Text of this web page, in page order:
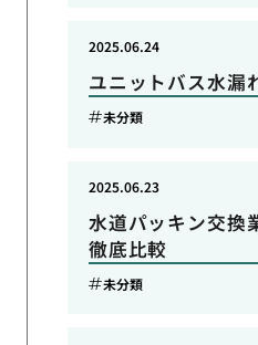
ユニットバス水漏
2025.06.24
未分類
水道パッキン交換
徹底比較
2025.06.23
未分類